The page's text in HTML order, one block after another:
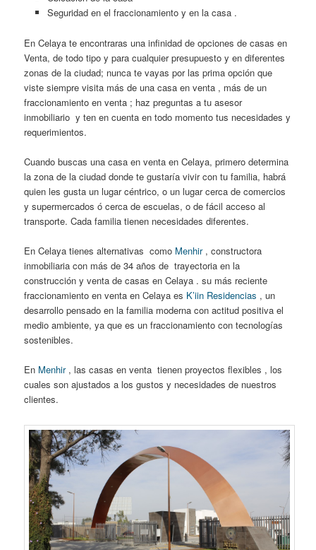
Seguridad en el fraccionamiento y en la casa .
En Celaya te encontraras una infinidad de opciones de casas en
Venta, de todo tipo y para cualquier presupuesto y en diferentes
zonas de la ciudad; nunca te vayas por las prima opción que
viste siempre visita más de una casa en venta , más de un
fraccionamiento en venta ; haz preguntas a tu asesor
inmobiliario y ten en cuenta en todo momento tus necesidades y
requerimientos.
Cuando buscas una casa en venta en Celaya, primero determina
la zona de la ciudad donde te gustaría vivir con tu familia, habrá
quien les gusta un lugar céntrico, o un lugar cerca de comercios
y supermercados ó cerca de escuelas, o de fácil acceso al
transporte. Cada familia tienen necesidades diferentes.
En Celaya tienes alternativas como Menhir, constructora
inmobiliaria con más de 34 años de trayectoria en la
construcción y venta de casas en Celaya . su más reciente
fraccionamiento en venta en Celaya es K’iin Residencias , un
desarrollo pensado en la familia moderna con actitud positiva el
medio ambiente, ya que es un fraccionamiento con tecnologías
sostenibles.
En Menhir, las casas en venta tienen proyectos flexibles , los
cuales son ajustados a los gustos y necesidades de nuestros
clientes.